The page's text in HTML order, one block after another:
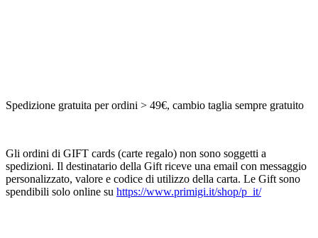
Spedizione gratuita per ordini > 49€, cambio taglia sempre gratuito
Gli ordini di GIFT cards (carte regalo) non sono soggetti a
spedizioni. Il destinatario della Gift riceve una email con messaggio
personalizzato, valore e codice di utilizzo della carta. Le Gift sono
spendibili solo online su https://www.primigi.it/shop/p_it/